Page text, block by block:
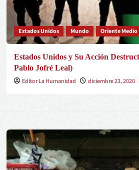
Estados Unidos Mundo Oriente Medio
Estados Unidos y Su Acción
Pablo Jofré Leal)
Editor La Humanidad
diciembre 23, 2020